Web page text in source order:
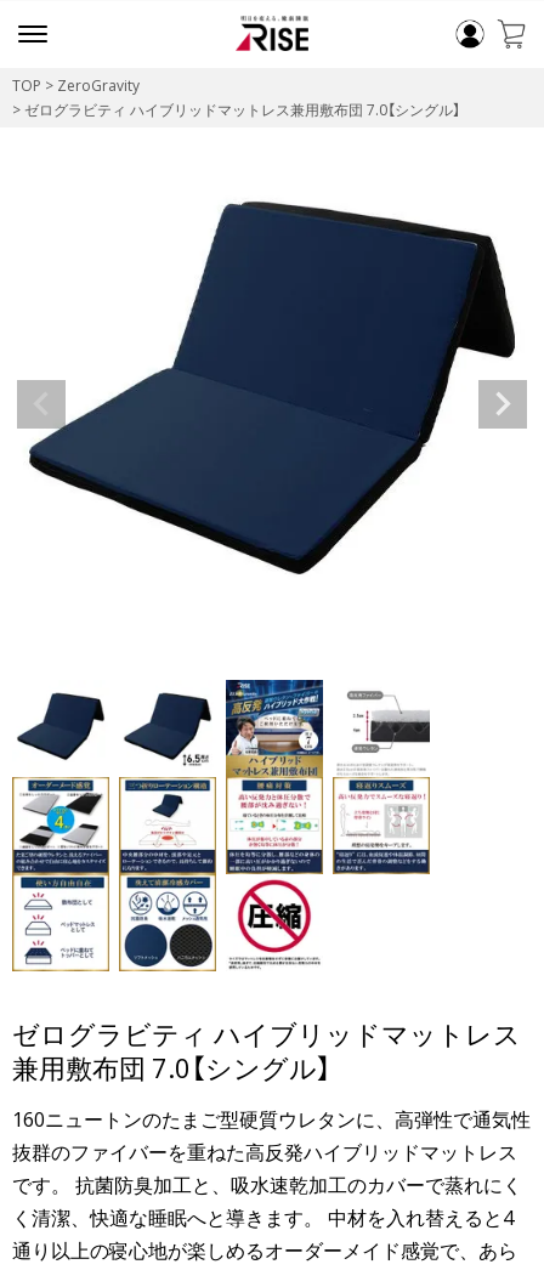
TOP
ZeroGravity
ゼログラビティ ハイブリッドマットレス兼用敷布団 7.0【シングル】
ゼログラビティ ハイブリッドマットレス
兼用敷布団 7.0【シングル】
160ニュートンのたまご型硬質ウレタンに、高弾性で通気性
抜群のファイバーを重ねた高反発ハイブリッドマットレス
です。 抗菌防臭加工と、吸水速乾加工のカバーで蒸れにく
く清潔、快適な睡眠へと導きます。 中材を入れ替えると4
通り以上の寝心地が楽しめるオーダーメイド感覚で、あら